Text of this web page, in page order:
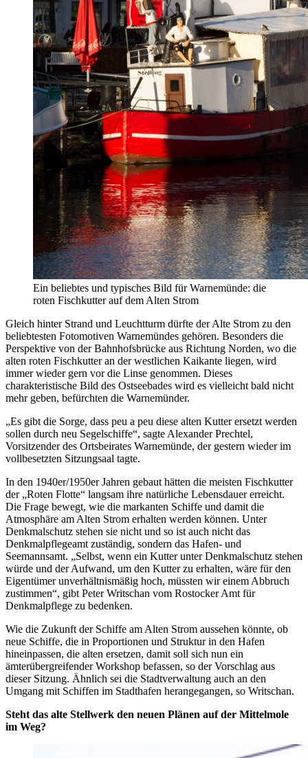
Ein beliebtes und typisches Bild für Warnemünde: die
roten Fischkutter auf dem Alten Strom
Gleich hinter Strand und Leuchtturm dürfte der Alte Strom zu den
beliebtesten Fotomotiven Warnemündes gehören. Besonders die
Perspektive von der Bahnhofsbrücke aus Richtung Norden, wo die
alten roten Fischkutter an der westlichen Kaikante liegen, wird
immer wieder gern vor die Linse genommen. Dieses
charakteristische Bild des Ostseebades wird es vielleicht bald nicht
mehr geben, befürchten die Warnemünder.
„Es gibt die Sorge, dass peu a peu diese alten Kutter ersetzt werden
sollen durch neu Segelschiffe“, sagte Alexander Prechtel,
Vorsitzender des Ortsbeirates Warnemünde, der gestern wieder im
vollbesetzten Sitzungsaal tagte.
In den 1940er/1950er Jahren gebaut hätten die meisten Fischkutter
der „Roten Flotte“ langsam ihre natürliche Lebensdauer erreicht.
Die Frage bewegt, wie die markanten Schiffe und damit die
Atmosphäre am Alten Strom erhalten werden können. Unter
Denkmalschutz stehen sie nicht und so ist auch nicht das
Denkmalpflegeamt zuständig, sondern das Hafen- und
Seemannsamt. „Selbst, wenn ein Kutter unter Denkmalschutz stehen
würde und der Aufwand, um den Kutter zu erhalten, wäre für den
Eigentümer unverhältnismäßig hoch, müssten wir einem Abbruch
zustimmen“, gibt Peter Writschan vom Rostocker Amt für
Denkmalpflege zu bedenken.
Wie die Zukunft der Schiffe am Alten Strom aussehen könnte, ob
neue Schiffe, die in Proportionen und Struktur in den Hafen
hineinpassen, die alten ersetzen, damit soll sich nun ein
ämterübergreifender Workshop befassen, so der Vorschlag aus
dieser Sitzung. Ähnlich sei die Stadtverwaltung auch an den
Umgang mit Schiffen im Stadthafen herangegangen, so Writschan.
Steht das alte Stellwerk den neuen Plänen auf der Mittelmole
im Weg?